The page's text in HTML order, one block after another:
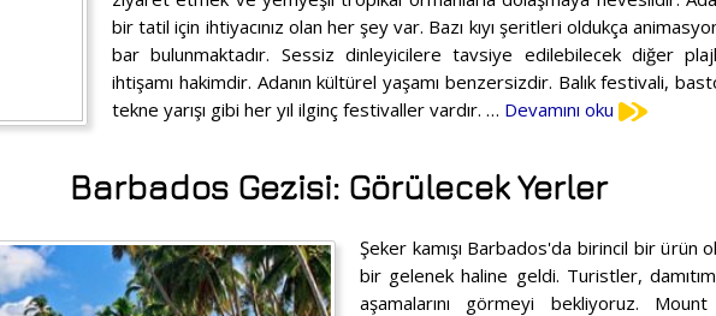
bir tatil için ihtiyacınız olan her şey var. Bazı kıyı şeritleri oldukça
bar bulunmaktadır. Sessiz dinleyicilere tavsiye edilebilecek diğer
ihtişamı hakimdir. Adanın kültürel yaşamı benzersizdir. Balık festivali,
tekne yarışı gibi her yıl ilginç festivaller vardır. … Devamını oku
Barbados Gezisi: Görülecek Yerler
Şeker kamışı Barbados'da birincil bir ürün
bir gelenek haline geldi. Turistler,
aşamalarını görmeyi bekliyoruz.